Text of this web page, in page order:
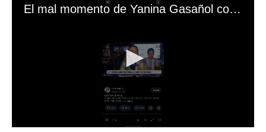
El mal momento de Yanina Gasañol con un hincha argentino en "Subrayado"